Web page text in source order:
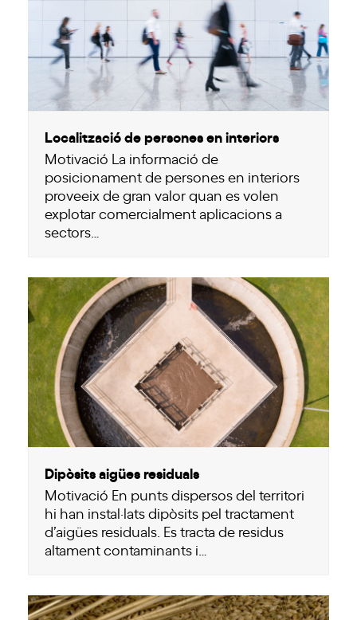
Localització de persones en interiors
Motivació La informació de
posicionament de persones en interiors
proveeix de gran valor quan es volen
explotar comercialment aplicacions a
sectors…
Dipòsits aigües residuals
Motivació En punts dispersos del territori
hi han instal·lats dipòsits pel tractament
d’aigües residuals. Es tracta de residus
altament contaminants i…